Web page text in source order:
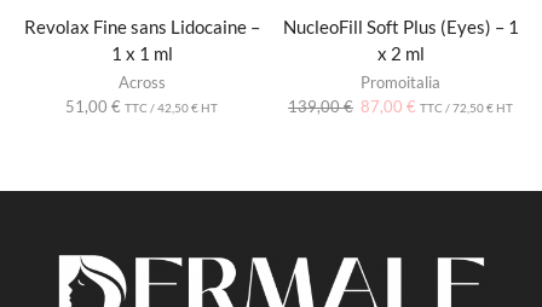
Revolax Fine sans Lidocaine –
1 x 1 ml
Across
51,00 € TTC /42,50€ HT
NucleoFill Soft Plus (Eyes) – 1
x 2 ml
Promoitalia
139,00€ 87,00 € TTC /72,50€ HT